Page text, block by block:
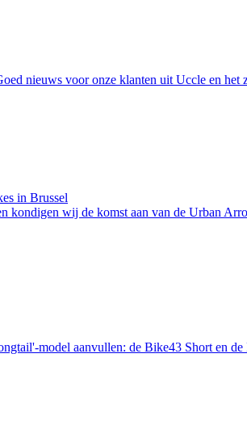
nieuws voor onze klanten uit Uccle en
in Brussel
wij de komst aan van de Urban
model aanvullen: de Bike43 Short en